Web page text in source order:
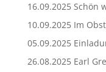
16.09.2025 Schön
10.09.2025 Im
05.09.2025
26.08.2025 Earl